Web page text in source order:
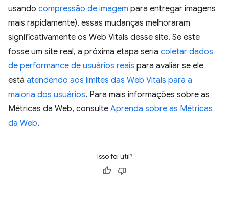
usando compressão de imagem para entregar imagens
mais rapidamente), essas mudanças melhoraram
significativamente os Web Vitals desse site. Se este
fosse um site real, a próxima etapa seria coletar dados
de performance de usuários reais para avaliar se ele
está atendendo aos limites das Web Vitals para a
maioria dos usuários. Para mais informações sobre as
Métricas da Web, consulte Aprenda sobre as Métricas
da Web.
Isso foi útil?